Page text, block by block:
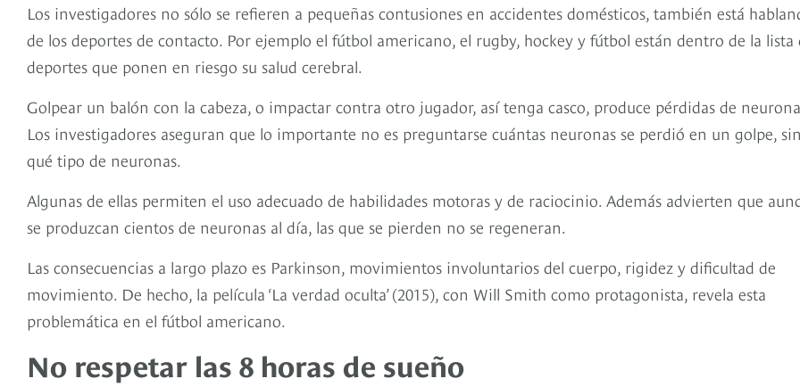
Los investigadores no sólo se refieren a pequeñas contusiones en accidentes domésticos, también está
de los deportes de contacto. Por ejemplo el fútbol americano, el rugby, hockey y fútbol están dentro de la lista
deportes que ponen en riesgo su salud cerebral.
Golpear un balón con la cabeza, o impactar contra otro jugador, así tenga casco, produce pérdidas de
Los investigadores aseguran que lo importante no es preguntarse cuántas neuronas se perdió en un golpe,
qué tipo de neuronas.
Algunas de ellas permiten el uso adecuado de habilidades motoras y de raciocinio. Además advierten que
se produzcan cientos de neuronas al día, las que se pierden no se regeneran.
Las consecuencias a largo plazo es Parkinson, movimientos involuntarios del cuerpo, rigidez y dificultad de
movimiento. De hecho, la película ‘La verdad oculta’ (2015), con Will Smith como protagonista, revela esta
problemática en el fútbol americano.
No respetar las 8 horas de sueño